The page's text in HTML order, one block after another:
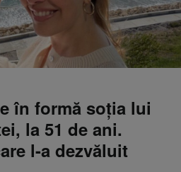
în formă soţia lui
la 51 de ani.
l-a dezvăluit